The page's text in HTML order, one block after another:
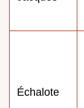
Échalote